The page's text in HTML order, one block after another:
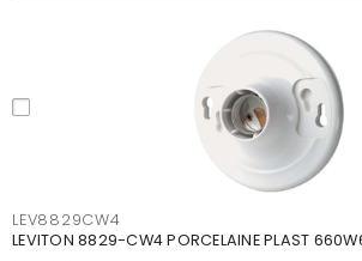
LEV8829CW4
LEVITON 8829-CW4 PORCELAINE PLAST